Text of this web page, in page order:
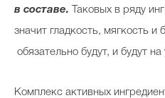
в составе. Таковых в ряду
значит гладкость, мягкость и
обязательно будут, и будут на
Комплекс активных